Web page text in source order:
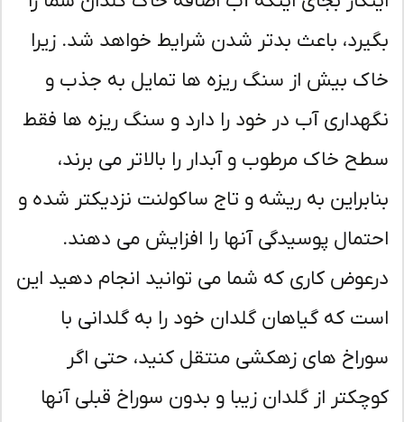
باعث بدتر شدن شرایط خواهد شد. زیرا
بیش از سنگ ریزه ها تمایل به جذب و
آب در خود را دارد و سنگ ریزه ها فقط
خاک مرطوب و آبدار را بالاتر می برند،
به ریشه و تاج ساکولنت نزدیکتر شده و
پوسیدگی آنها را افزایش می دهند.
کاری که شما می توانید انجام دهید این
که گیاهان گلدان خود را به گلدانی با
های زهکشی منتقل کنید، حتی اگر
از گلدان زیبا و بدون سوراخ قبلی آنها